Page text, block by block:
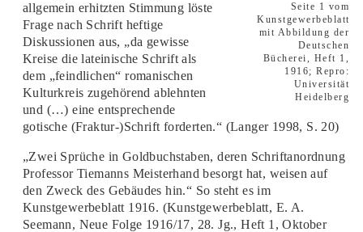
Seite 1 vom
Kunstgewerbeblatt
mit Abbildung der
Deutschen
Bücherei, Heft 1,
1916; Repro:
Universität
Heidelberg
allgemein erhitzten Stimmung löste
Frage nach Schrift heftige
Diskussionen aus, „da gewisse
Kreise die lateinische Schrift als
dem „feindlichen“ romanischen
Kulturkreis zugehörend ablehnten
und (…) eine entsprechende
gotische (Fraktur-)Schrift forderten.“ (Langer 1998, S. 20)
„Zwei Sprüche in Goldbuchstaben, deren Schriftanordnung
Professor Tiemanns Meisterhand besorgt hat, weisen auf
den Zweck des Gebäudes hin.“ So steht es im
Kunstgewerbeblatt 1916. (Kunstgewerbeblatt, E. A.
Seemann, Neue Folge 1916/17, 28. Jg., Heft 1, Oktober